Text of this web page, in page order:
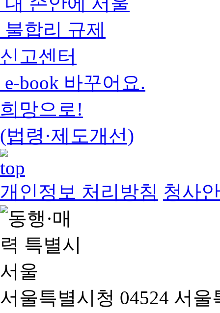
불합리 규제
신고센터
e-book 바꾸어요.
희망으로!
(법령·제도개선)
개인정보 처리방침 청사
서울특별시청 04524 서